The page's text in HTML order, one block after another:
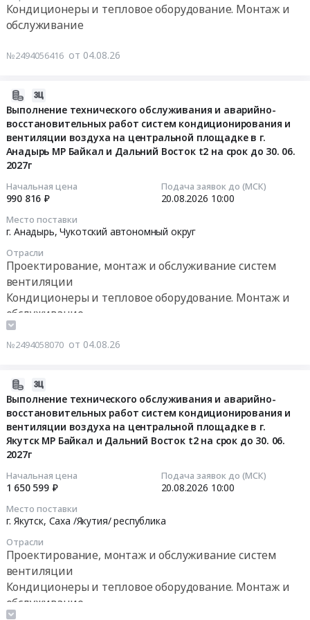
672.
3,
Кондиционеры и тепловое оборудование. Монтаж и
обслуживание
№2494056416 от 04.08.26
Выполнение технического обслуживания и аварийно-
восстановительных работ систем кондиционирования и
вентиляции воздуха на центральной площадке в г.
Анадырь МР Байкал и Дальний Восток t2 на срок до 30. 06.
2027г
Начальная цена
990 816 ₽
Подача заявок до (МСК)
20.08.2026 10:00
Место поставки
г. Анадырь,Чукотский автономный округ
Отрасли
Проектирование, монтаж и обслуживание систем
вентиляции
Кондиционеры и тепловое оборудование. Монтаж и
обслуживание
№2494058070 от 04.08.26
Выполнение технического обслуживания и аварийно-
восстановительных работ систем кондиционирования и
вентиляции воздуха на центральной площадке в г.
Якутск МР Байкал и Дальний Восток t2 на срок до 30. 06.
2027г
Начальная цена
1 650 599 ₽
Подача заявок до (МСК)
20.08.2026 10:00
Место поставки
г. Якутск, Саха /Якутия/ республика
Отрасли
Проектирование, монтаж и обслуживание систем
вентиляции
Кондиционеры и тепловое оборудование. Монтаж и
обслуживание